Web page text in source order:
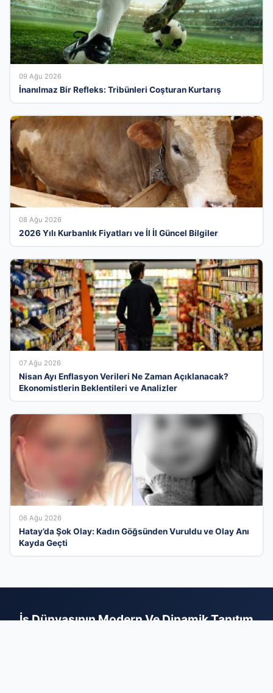
09 Ağu 2026
İnanılmaz Bir Refleks: Tribünleri Coşturan Kurtarış
08 Ağu 2026
2026 Yılı Kurbanlık Fiyatları ve İl İl Güncel Bilgiler
07 Ağu 2026
Nisan Ayı Enflasyon Verileri Ne Zaman Açıklanacak?
Ekonomistlerin Beklentileri ve Analizler
06 Ağu 2026
Hatay’da Şok Olay: Kadın Göğsünden Vuruldu ve Olay Anı
Kayda Geçti
İş Dünyasının Modern Ve Dinamik Tanıtım